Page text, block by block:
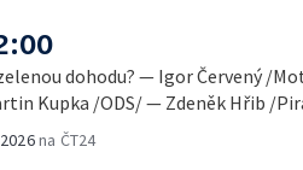
dohodu? — Igor Červený /
Kupka /ODS/ — Zdeněk Hřib /
na ČT24